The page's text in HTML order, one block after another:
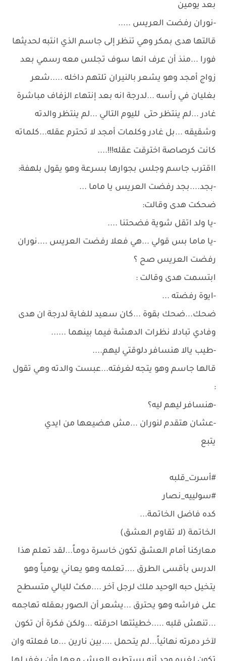
بعد يومين
-نوران رفضت العريس .....
قالتها هدى بمكر وهي تنظر إلى جاسم الذي انتبه لحديثها
فورا ...منذ أن عرف انها سوف تجلس معه رسمي بعد
زواج أمجد وهو يشعر بالنيران تلتهم داخله .....شعر
بغليان في رأسه ...لدرجة انه بعد إنتهاء الزفاف مباشرة
غادر ...لم ينتظر حتى لليوم التالي ...لم ينتظر والدته
وشقيقه ...بل غادر وكلمات أمجد لا تحترم عقله...كلماته
كانت كرصاصة اخترقت عقله!!!....
ااقترب جاسم وجلس بجوارها بسرعة وهو يقول بلهفة:
-بجد....بجد رفضت العريس يا ماما ...
ضحكت هدى وقالت:
-يا ولد اتقل شوية فضحتنا ....
-يا ماما بس قولي ...هي فعلا رفضت العريس ....نوران
رفضت العريس صح ؟
ابتسمت هدى وقالت :
-ايوة رفضته ...
ضحك...ضحك بقوة ...كان سعيد للغاية لدرجة ان هدى
وفادي تبادلا نظرات الدهشة فيما بينهما ......
-طيب يالا هنسافر دلوقتي ليهم....
قالها جاسم وهو يتجه لغرفته...عبست والدته وهي تقول
:
-هنسافر ليهم ليه؟
-عشان هتقدم لنوران ...مش هضيعها من ايدي
يتبع
#أسرت_قلبه
#سولييه_نصار
كده فاضل الخاتمة...
الخاتمة (لا تقاوم العشق)
معاركنا أمام العشق تكون خاسرة دوماً...لقد تعلم هذا
الدرس بأقسى الطرق ....تعلمه وهو يعاني يومياً وهو
يتخيل حبه الوحيد ملك لرجل آخر ....مكث لليالي متسطح
على فراشه وهو يحترق ...يشعر أن الصور بعقله تهاجمه
...تنهش قلبه .....خطيئتها احرقته ...ولكن فكرة أن تكون
لآخر دمرته نهائياً...لم يتحمل ....بين نارين ...ما فعلته وان